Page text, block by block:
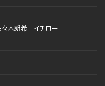
々木朗希
イチロー